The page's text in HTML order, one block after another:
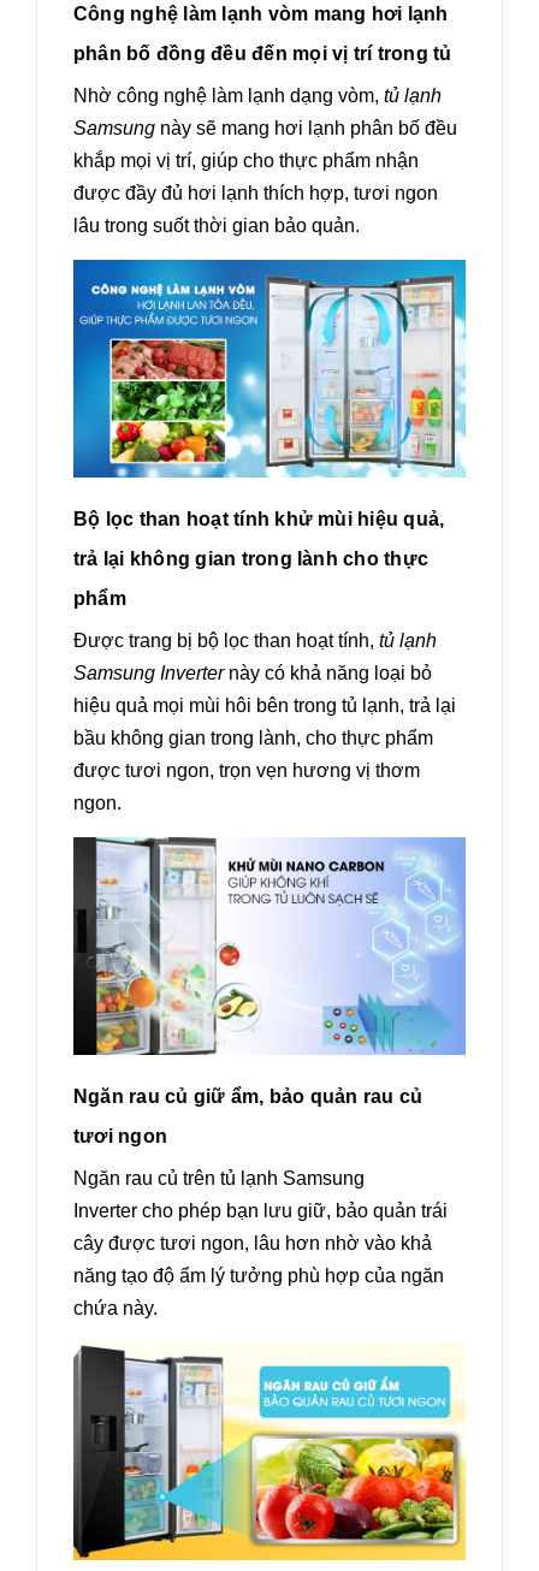
Công nghệ làm lạnh vòm mang hơi lạnh
phân bố đồng đều đến mọi vị trí trong tủ
Nhờ công nghệ làm lạnh dạng vòm, tủ lạnh
Samsung này sẽ mang hơi lạnh phân bố đều
khắp mọi vị trí, giúp cho thực phẩm nhận
được đầy đủ hơi lạnh thích hợp, tươi ngon
lâu trong suốt thời gian bảo quản.
Bộ lọc than hoạt tính khử mùi hiệu quả,
trả lại không gian trong lành cho thực
phẩm
Được trang bị bộ lọc than hoạt tính, tủ lạnh
Samsung Inverternày có khả năng loại bỏ
hiệu quả mọi mùi hôi bên trong tủ lạnh, trả lại
bầu không gian trong lành, cho thực phẩm
được tươi ngon, trọn vẹn hương vị thơm
ngon.
Ngăn rau củ giữ ẩm, bảo quản rau củ
tươi ngon
Ngăn rau củ trên tủ lạnh Samsung
Inverter cho phép bạn lưu giữ, bảo quản trái
cây được tươi ngon, lâu hơn nhờ vào khả
năng tạo độ ẩm lý tưởng phù hợp của ngăn
chứa này.